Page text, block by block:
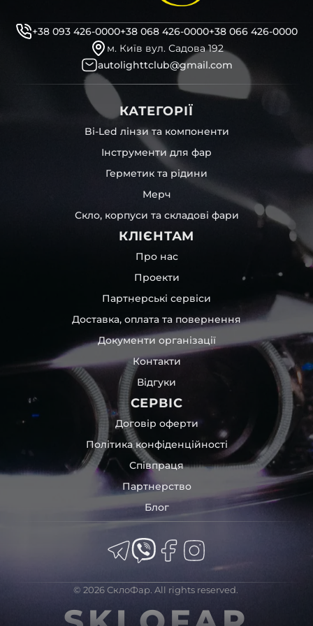
професійні інструменти для розбору фари
бутиловий герметик для збору фари
рідини для розбирання фари
і також для автомобілів
JEFF , Citroen , ,Soueast
інших, які будуть на 100 % сумісними із оригінальною
фарою вашої моделі авто.
Фотографії скла і корпусів, розміщені на сайті –
автентичні та унікальні. Зроблені за допомогою
професійного обладнання у нашому офісі та оптовому
складі в Києві. З метою захисту від недозволеного
копіювання – на всіх фотографіях розміщений водяний
знак із нашим логотипом – для швидкої ідентифікації.
Без письмового дозволу заборонено використовувати
будь-які фотографії з нашого веб-сайту.
Можна придбати окремо як одне скло чи корпус,
так і пару чи комплект. Кожну одиницю товару наші
співробітники на складі ретельно перевіряють та
дбайливо запаковують спочатку у декілька шарів
захисної стрейч-плівки, потім у додаткову плівку з
повітрям – і все це повноцінно захищає скло фари під
час перевезення та цілком прибирає вірогідність
пошкодження товару внаслідок механічних впливів під
час транспортування поштою.
Детальніше про доставку…
Комплектація товару виробника та зовнішній вигляд
товару можуть відрізнятися від фотографій,
представлених на сайті.
Якщо ви шукаєте такі послуги, як заміна скла фари,
розпакування та перепакування фар, відновлення та
ремонт фар, заміна лінз Xenon LED BI-LED, ремонт скла,
корпусу та кріплення фари, налаштування світла,
коригування, діагностика та полірування фари, наші
партнерські сервіси готові надати допомогу по всій
тисячі задоволених клієнтів. Розмаїття вибору, постійна
наявність на складі, свіжі поступлення, доступна ціна,
Із часом передня фара Audi може мати такі проблеми:
царапини;
+38 093 426-0000+38 068 426-0000+38 066 426-0000
м. Київ вул. Садова 192
autolighttclub@gmail.com
КАТЕГОРІЇ
Bi-Led лінзи та компоненти
Інструменти для фар
Герметик та рідини
Мерч
Скло, корпуси та складові фари
КЛІЄНТАМ
Про нас
Проекти
Партнерські сервіси
Доставка, оплата та повернення
Документи організації
Контакти
Відгуки
СЕРВІС
Договір оферти
Політика конфіденційності
Співпраця
Партнерство
Блог
© 2026 СклоФар. All rights reserved.